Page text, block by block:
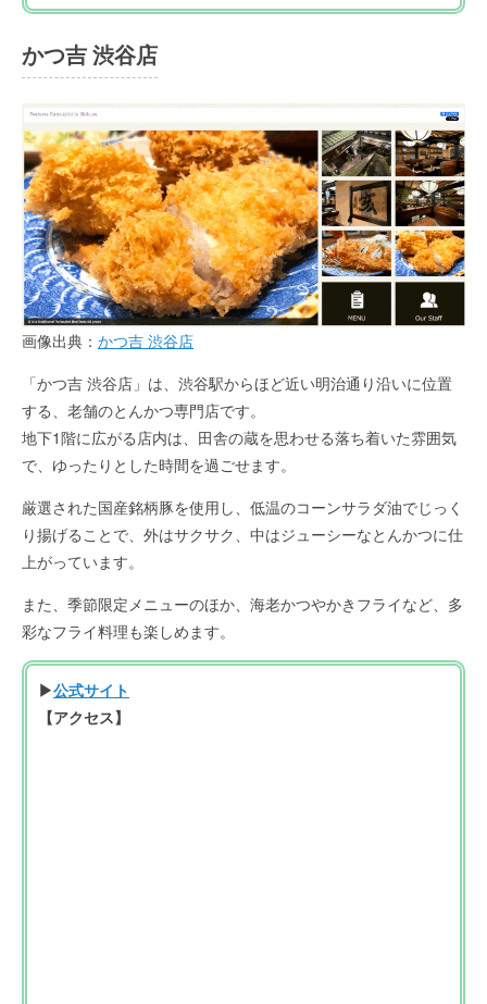
かつ吉 渋谷店
画像出典： かつ吉 渋谷店
「かつ吉 渋谷店」は、渋谷駅からほど近い明治通り沿いに位置
する、老舗のとんかつ専門店です。
地下1階に広がる店内は、田舎の蔵を思わせる落ち着いた雰囲気
で、ゆったりとした時間を過ごせます。
厳選された国産銘柄豚を使用し、低温のコーンサラダ油でじっく
り揚げることで、外はサクサク、中はジューシーなとんかつに仕
上がっています。
また、季節限定メニューのほか、海老かつやかきフライなど、多
彩なフライ料理も楽しめます。
▶公式サイト
【アクセス】